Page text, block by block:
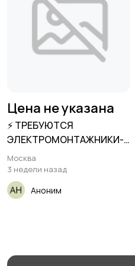
Цена не указана
⚡️ ТРЕБУЮТСЯ
ЭЛЕКТРОМОНТАЖНИКИ-
СЛАБОТОЧНИК⚡️ 👷 Нужна
Москва
3 недели назад
Аноним